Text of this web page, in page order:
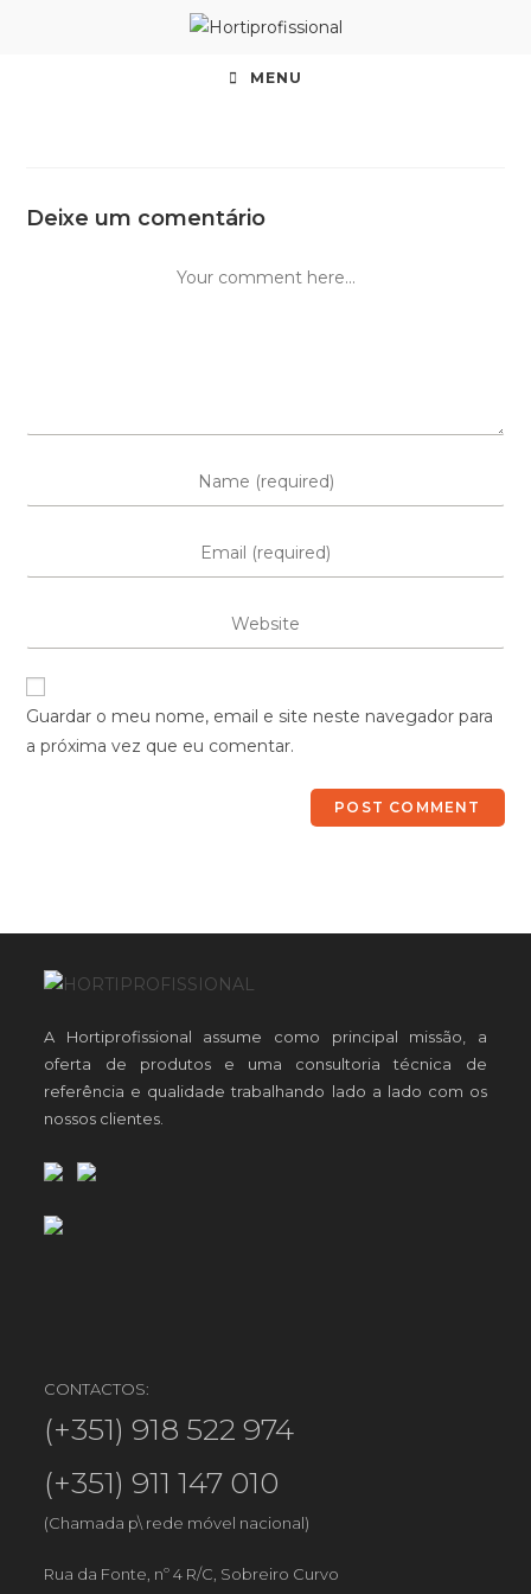
MENU
Deixe um comentário
Guardar o meu nome, email e site neste navegador para
a próxima vez que eu comentar.
A Hortiprofissional assume como principal missão, a
oferta de produtos e uma consultoria técnica de
referência e qualidade trabalhando lado a lado com os
nossos clientes.
CONTACTOS:
(+351) 918 522 974
(+351) 911 147 010
(Chamada p\ rede móvel nacional)
Rua da Fonte, nº 4 R/C, Sobreiro Curvo